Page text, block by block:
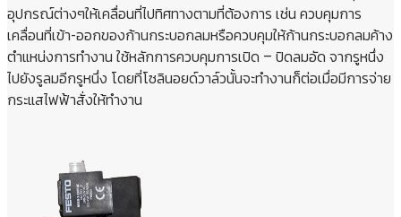
อุปกรณ์ต่างๆให้เคลื่อนที่ไปทิศทางตามที่ต้องการ เช่น ควบคุมการ
เคลื่อนที่เข้า-ออกของก้านกระบอกลมหรือควบคุมให้ก้านกระบอกลมค้าง
ตำแหน่งการทำงาน ใช้หลักการควบคุมการเปิด – ปิดลมอัด จากรูหนึ่ง
ไปยังรูลมอีกรูหนึ่ง โดยที่โซลินอยด์วาล์วนั้นจะทำงานก็ต่อเมื่อมีการจ่าย
กระแสไฟฟ้าสั่งให้ทำงาน